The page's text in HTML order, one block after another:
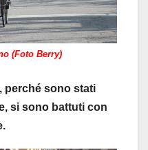
(Foto Berry)
perché sono stati
si sono battuti con